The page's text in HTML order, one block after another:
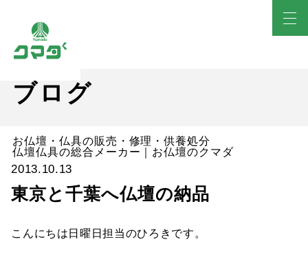
ブログ
お仏壇・仏具の販売・修理・供養処分
仏壇仏具の総合メーカー｜お仏壇のクマダ
2013.10.13
東京と千葉へ仏壇の納品
こんにちは日曜日担当のひろきです。